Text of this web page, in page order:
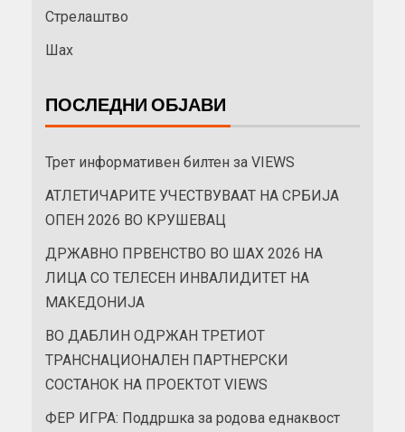
Стрелаштво
Шах
ПОСЛЕДНИ ОБЈАВИ
Трет информативен билтен за VIEWS
АТЛЕТИЧАРИТЕ УЧЕСТВУВААТ НА СРБИЈА
ОПЕН 2026 ВО КРУШЕВАЦ
ДРЖАВНО ПРВЕНСТВО ВО ШАХ 2026 НА
ЛИЦА СО ТЕЛЕСЕН ИНВАЛИДИТЕТ НА
МАКЕДОНИЈА
ВО ДАБЛИН ОДРЖАН ТРЕТИОТ
ТРАНСНАЦИОНАЛЕН ПАРТНЕРСКИ
СОСТАНОК НА ПРОЕКТОТ VIEWS
ФЕР ИГРА: Поддршка за родова еднаквост